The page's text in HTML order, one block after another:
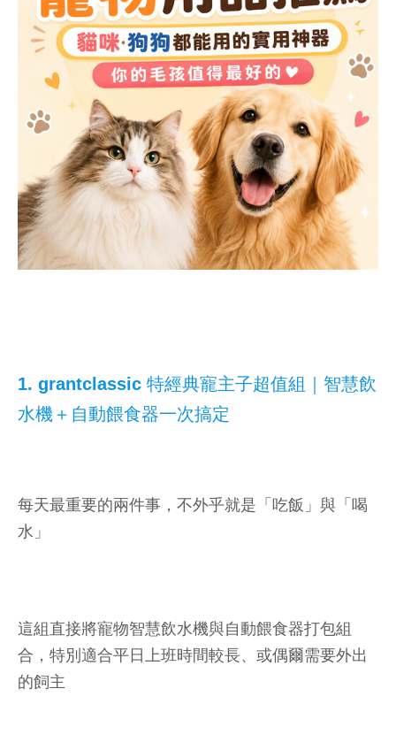
1. grantclassic 特經典寵主子超值組｜智慧飲
水機＋自動餵食器一次搞定
每天最重要的兩件事，不外乎就是「吃飯」與「喝
水」
這組直接將寵物智慧飲水機與自動餵食器打包組
合，特別適合平日上班時間較長、或偶爾需要外出
的飼主